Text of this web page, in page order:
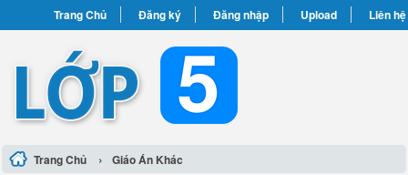
Trang Chủ Đăng ký Đăng nhập Upload Liên hệ
Trang Chủ › Giáo Án Khác